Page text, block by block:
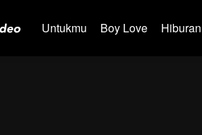
Untukmu Boy Love Hiburan